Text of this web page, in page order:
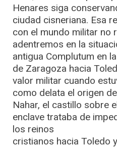
Henares siga
ciudad cisneriana. Esa
con el mundo militar no
adentremos en la
antigua Complutum en
de Zaragoza hacia
valor militar cuando
como delata el origen
Nahar, el castillo sobre
enclave trataba de
los reinos
cristianos hacia Toledo